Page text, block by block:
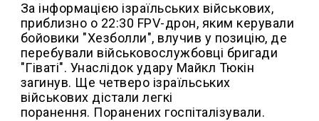
За інформацією ізраїльських військових,
приблизно о 22:30 FPV-дрон, яким керували
бойовики "Хезболли", влучив у позицію, де
перебували військовослужбовці бригади
"Гіваті". Унаслідок удару Майкл Тюкін
загинув. Ще четверо ізраїльських
військових дістали легкі
поранення. Поранених госпіталізували.